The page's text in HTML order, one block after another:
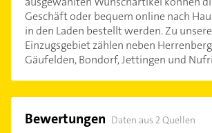
Geschäft oder bequem online nach
in den Laden bestellt werden. Zu
Einzugsgebiet zählen neben
Gäufelden, Bondorf, Jettingen und
Bewertungen Daten aus 2 Quellen